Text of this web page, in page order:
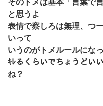
そのトメは基本「言葉で
と思うよ
表情で察しろは無理、つ
いって
いうのがトメルールにな
ｷﾚるくらいでちょうどい
ね？